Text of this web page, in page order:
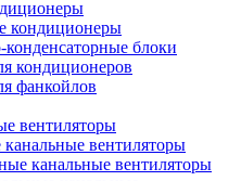
кондиционеры
блоки
кондиционеров
фанкойлов
вентиляторы
вентиляторы
канальные вентиляторы